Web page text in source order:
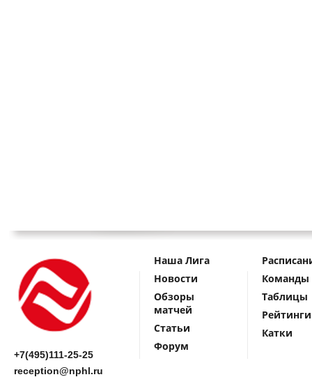
+7(495)111-25-25
reception@nphl.ru
Наша Лига
Новости
Обзоры
матчей
Статьи
Форум
Команды
Таблицы
Рейтинги
Катки